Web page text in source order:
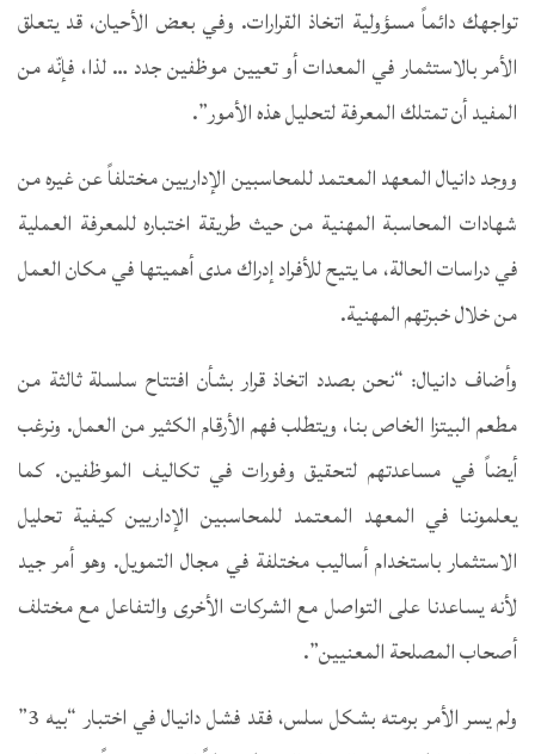
تواجهك دائماً مسؤولية اتخاذ القرارات. وفي بعض الأحيان، قد يتعلق
الأمر بالاستثمار في المعدات أو تعيين موظفين جدد … لذا، فإنّه من
المفيد أن تمتلك المعرفة لتحليل هذه الأمور”.
ووجد دانيال المعهد المعتمد للمحاسبين الإداريين مختلفاً عن غيره من
شهادات المحاسبة المهنية من حيث طريقة اختباره للمعرفة العملية
في دراسات الحالة، ما يتيح للأفراد إدراك مدى أهميتها في مكان العمل
من خلال خبرتهم المهنية.
وأضاف دانيال: “نحن بصدد اتخاذ قرار بشأن افتتاح سلسلة ثالثة من
مطعم البيتزا الخاص بنا، ويتطلب فهم الأرقام الكثير من العمل. ونرغب
أيضاً في مساعدتهم لتحقيق وفورات في تكاليف الموظفين. كما
يعلموننا في المعهد المعتمد للمحاسبين الإداريين كيفية تحليل
الاستثمار باستخدام أساليب مختلفة في مجال التمويل. وهو أمر جيد
لأنه يساعدنا على التواصل مع الشركات الأخرى والتفاعل مع مختلف
أصحاب المصلحة المعنيين”.
ولم يسر الأمر برمته بشكل سلس، فقد فشل دانيال في اختبار “بيه 3”